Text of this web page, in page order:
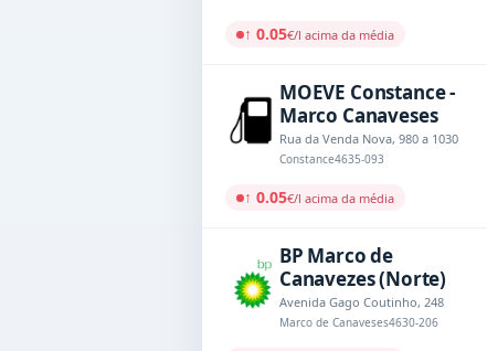
↑ 0.05€/l acima da média
MOEVE Constance -
Marco Canaveses
Rua da Venda Nova, 980 a 1030
Constance4635-093
↑ 0.05€/l acima da média
BP Marco de
Canavezes (Norte)
Avenida Gago Coutinho, 248
Marco de Canaveses4630-206